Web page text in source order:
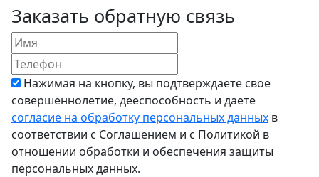
Заказать обратную связь
Нажимая на кнопку, вы подтверждаете свое
совершеннолетие, дееспособность и даете
согласие на обработку персональных данных в
соответствии с Соглашением и с Политикой в
отношении обработки и обеспечения защиты
персональных данных.